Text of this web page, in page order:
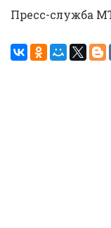
Пресс-служба